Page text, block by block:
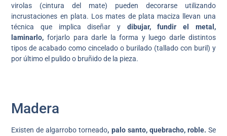
virolas (cintura del mate) pueden decorarse utilizando
incrustaciones en plata. Los mates de plata maciza llevan una
técnica que implica diseñar y dibujar, fundir el metal,
laminarlo, forjarlo para darle la forma y luego darle distintos
tipos de acabado como cincelado o burilado (tallado con buril) y
por último el pulido o bruñido de la pieza.
Madera
Existen de algarrobo torneado, palo santo, quebracho, roble. Se